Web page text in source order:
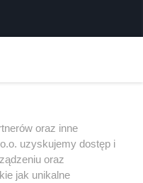
oraz inne
uzyskujemy dostęp i
oraz
jak unikalne